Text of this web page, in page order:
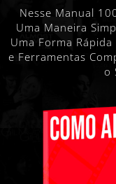
Nesse Manual
Uma Maneira
Uma Forma
e Ferramentas
o